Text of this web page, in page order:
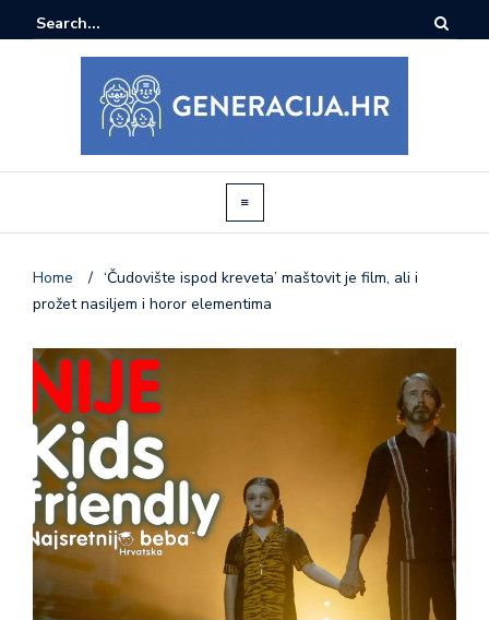
Home / ‘Čudovište ispod kreveta’ maštovit je film, ali i
prožet nasiljem i horor elementima